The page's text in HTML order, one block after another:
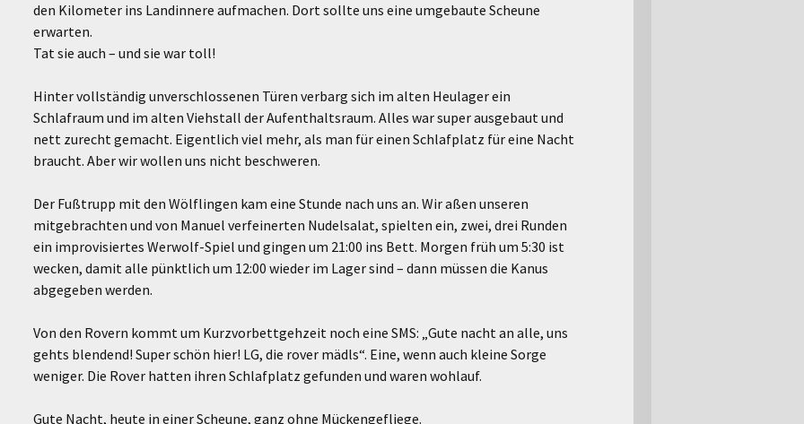
den Kilometer ins Landinnere aufmachen. Dort sollte uns eine umgebaute Scheune
erwarten.
Tat sie auch – und sie war toll!
Hinter vollständig unverschlossenen Türen verbarg sich im alten Heulager ein
Schlafraum und im alten Viehstall der Aufenthaltsraum. Alles war super ausgebaut und
nett zurecht gemacht. Eigentlich viel mehr, als man für einen Schlafplatz für eine Nacht
braucht. Aber wir wollen uns nicht beschweren.
Der Fußtrupp mit den Wölflingen kam eine Stunde nach uns an. Wir aßen unseren
mitgebrachten und von Manuel verfeinerten Nudelsalat, spielten ein, zwei, drei Runden
ein improvisiertes Werwolf-Spiel und gingen um 21:00 ins Bett. Morgen früh um 5:30 ist
wecken, damit alle pünktlich um 12:00 wieder im Lager sind – dann müssen die Kanus
abgegeben werden.
Von den Rovern kommt um Kurzvorbettgehzeit noch eine SMS: „Gute nacht an alle, uns
gehts blendend! Super schön hier! LG, die rover mädls“. Eine, wenn auch kleine Sorge
weniger. Die Rover hatten ihren Schlafplatz gefunden und waren wohlauf.
Gute Nacht, heute in einer Scheune, ganz ohne Mückengefliege.